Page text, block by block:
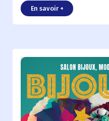
En savoir +